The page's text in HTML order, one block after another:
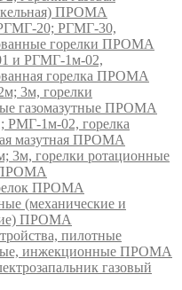
ПРОМА
20; РГМГ-30,
горелки ПРОМА
и РГМГ-1м-02,
горелка ПРОМА
3м, горелки
газомазутные ПРОМА
РМГ-1м-02, горелка
мазутная ПРОМА
3м, горелки ротационные
ПРОМА
ПРОМА
(механические и
ПРОМА
пилотные
инжекционные ПРОМА
газовый